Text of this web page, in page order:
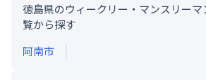
徳島県のウィークリー・マンスリー
覧から探す
阿南市